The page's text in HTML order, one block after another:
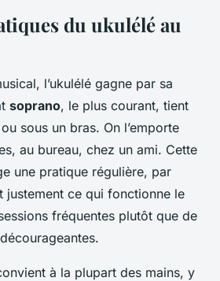
du ukulélé au
l’ukulélé gagne par sa
soprano, le plus courant, tient
sous un bras. On l’emporte
au bureau, chez un ami. Cette
une pratique régulière, par
justement ce qui fonctionne le
fréquentes plutôt que de
à la plupart des mains, y